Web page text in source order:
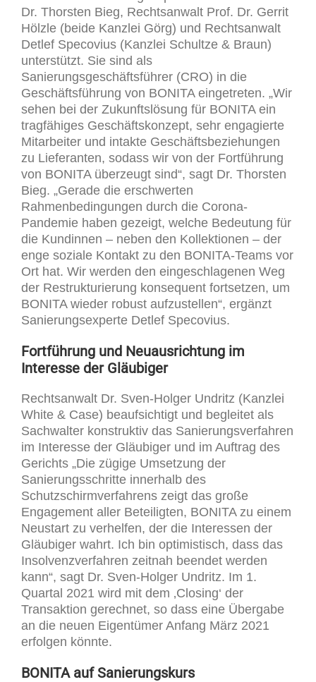
Dr. Thorsten Bieg, Rechtsanwalt Prof. Dr. Gerrit
Hölzle (beide Kanzlei Görg) und Rechtsanwalt
Detlef Specovius (Kanzlei Schultze & Braun)
unterstützt. Sie sind als
Sanierungsgeschäftsführer (CRO) in die
Geschäftsführung von BONITA eingetreten. „Wir
sehen bei der Zukunftslösung für BONITA ein
tragfähiges Geschäftskonzept, sehr engagierte
Mitarbeiter und intakte Geschäftsbeziehungen
zu Lieferanten, sodass wir von der Fortführung
von BONITA überzeugt sind“, sagt Dr. Thorsten
Bieg. „Gerade die erschwerten
Rahmenbedingungen durch die Corona-
Pandemie haben gezeigt, welche Bedeutung für
die Kundinnen – neben den Kollektionen – der
enge soziale Kontakt zu den BONITA-Teams vor
Ort hat. Wir werden den eingeschlagenen Weg
der Restrukturierung konsequent fortsetzen, um
BONITA wieder robust aufzustellen“, ergänzt
Sanierungsexperte Detlef Specovius.
Fortführung und Neuausrichtung im
Interesse der Gläubiger
Rechtsanwalt Dr. Sven-Holger Undritz (Kanzlei
White & Case) beaufsichtigt und begleitet als
Sachwalter konstruktiv das Sanierungsverfahren
im Interesse der Gläubiger und im Auftrag des
Gerichts „Die zügige Umsetzung der
Sanierungsschritte innerhalb des
Schutzschirmverfahrens zeigt das große
Engagement aller Beteiligten, BONITA zu einem
Neustart zu verhelfen, der die Interessen der
Gläubiger wahrt. Ich bin optimistisch, dass das
Insolvenzverfahren zeitnah beendet werden
kann“, sagt Dr. Sven-Holger Undritz. Im 1.
Quartal 2021 wird mit dem ‚Closing‘ der
Transaktion gerechnet, so dass eine Übergabe
an die neuen Eigentümer Anfang März 2021
erfolgen könnte.
BONITA auf Sanierungskurs